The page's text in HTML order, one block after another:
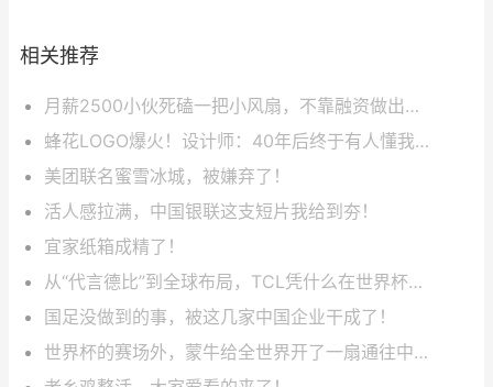
相关推荐
月薪2500小伙死磕一把小风扇，不靠融资做出年入10亿，全球老外抢着买单！
蜂花LOGO爆火！设计师：40年后终于有人懂我了……
美团联名蜜雪冰城，被嫌弃了！
活人感拉满，中国银联这支短片我给到夯！
宜家纸箱成精了！
从“代言德比”到全球布局，TCL凭什么在世界杯营销中稳赢？
国足没做到的事，被这几家中国企业干成了！
世界杯的赛场外，蒙牛给全世界开了一扇通往中国的“窗”